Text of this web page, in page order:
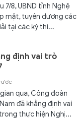
7/8, UBND tỉnh Nghệ
mặt, tuyên dương các
tại các kỳ thi...
định vai trò
qua, Công đoàn
đã khẳng định vai
thực hiện Nghị...